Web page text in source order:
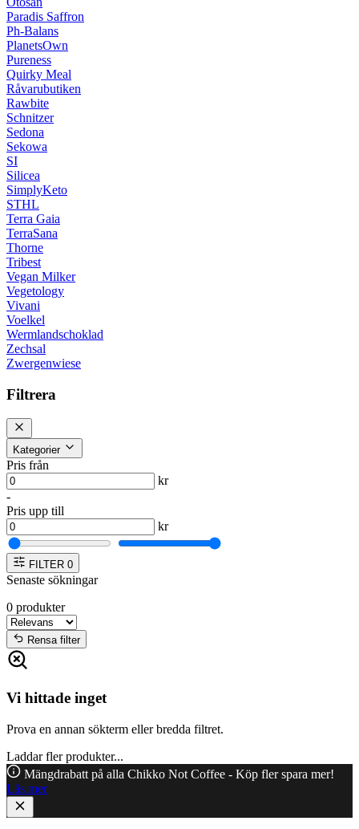
Paradis Saffron
Ph-Balans
PlanetsOwn
Pureness
Quirky Meal
Råvarubutiken
Rawbite
Schnitzer
Sedona
Sekowa
SI
Silicea
SimplyKeto
STHL
Terra Gaia
TerraSana
Thorne
Tribest
Vegan Milker
Vegetology
Vivani
Voelkel
Wermlandschoklad
Zechsal
Zwergenwiese
Filtrera
Kategorier
Pris från
kr
-
Pris upp till
kr
FILTER 0
Senaste sökningar
0 produkter
Rensa filter
Vi hittade inget
Prova en annan sökterm eller bredda filtret.
Laddar fler produkter...
Mängdrabatt på alla Chikko Not Coffee - Köp fler spara mer!
Läs mer